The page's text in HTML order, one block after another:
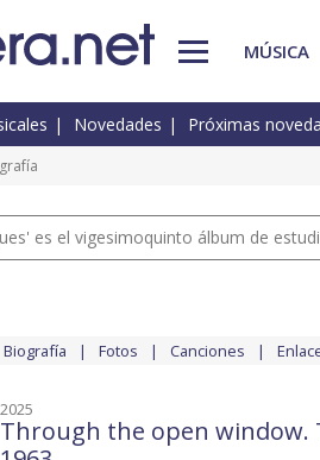
MÚSICA
Novedades Próximas
es el vigesimoquinto álbum de
Biografía Fotos Canciones
2025
Through the open window.